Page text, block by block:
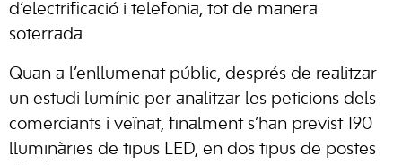
d’electrificació i telefonia, tot de manera
soterrada.
Quan a l’enllumenat públic, després de realitzar
un estudi lumínic per analitzar les peticions dels
comerciants i veïnat, finalment s’han previst 190
lluminàries de tipus LED, en dos tipus de postes